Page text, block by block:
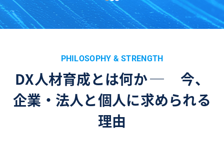
PHILOSOPHY & STRENGTH
DX人材育成とは何か─
今、
企業・法人と個人に求められる
理由